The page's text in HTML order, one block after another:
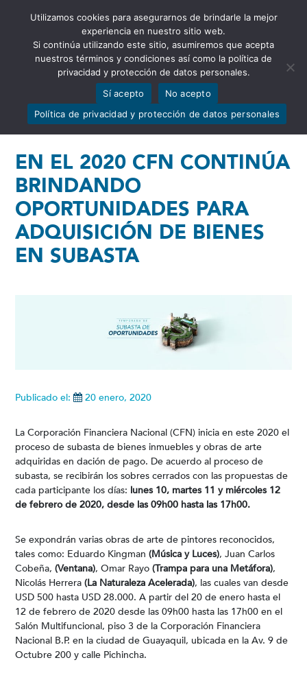
Abrir barra de herramientas
EN EL 2020 CFN CONTINÚA
BRINDANDO
OPORTUNIDADES PARA
ADQUISICIÓN DE BIENES
EN SUBASTA
Publicado el: 20 enero, 2020
La Corporación Financiera Nacional (CFN) inicia en este 2020 el
proceso de subasta de bienes inmuebles y obras de arte
adquiridas en dación de pago. De acuerdo al proceso de
subasta, se recibirán los sobres cerrados con las propuestas de
cada participante los días: lunes 10, martes 11 y miércoles 12
de febrero de 2020, desde las 09h00 hasta las 17h00.
Se expondrán varias obras de arte de pintores reconocidos,
tales como: Eduardo Kingman(Música y Luces), Juan Carlos
Cobeña,(Ventana), Omar Rayo(Trampa para una Metáfora),
Nicolás Herrera(La Naturaleza Acelerada), las cuales van desde
USD 500 hasta USD 28.000. A partir del 20 de enero hasta el
12 de febrero de 2020 desde las 09h00 hasta las 17h00 en el
Salón Multifuncional, piso 3 de la Corporación Financiera
Nacional B.P. en la ciudad de Guayaquil, ubicada en la Av. 9 de
Octubre 200 y calle Pichincha.
Utilizamos cookies para asegurarnos de brindarle la mejor
experiencia en nuestro sitio web.
Si continúa utilizando este sitio, asumiremos que acepta
nuestros términos y condiciones así como la política de
privacidad y protección de datos personales.
Sí acepto
No acepto
Política de privacidad y protección de datos personales